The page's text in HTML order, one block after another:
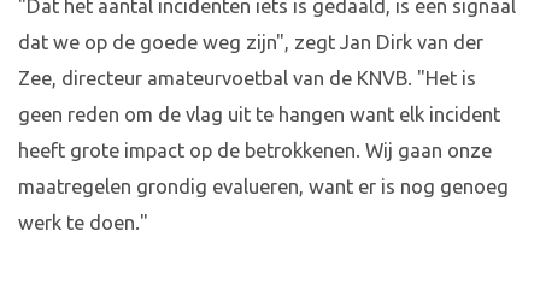
"Dat het aantal incidenten iets is gedaald, is een signaal
dat we op de goede weg zijn", zegt Jan Dirk van der
Zee, directeur amateurvoetbal van de KNVB. "Het is
geen reden om de vlag uit te hangen want elk incident
heeft grote impact op de betrokkenen. Wij gaan onze
maatregelen grondig evalueren, want er is nog genoeg
werk te doen."